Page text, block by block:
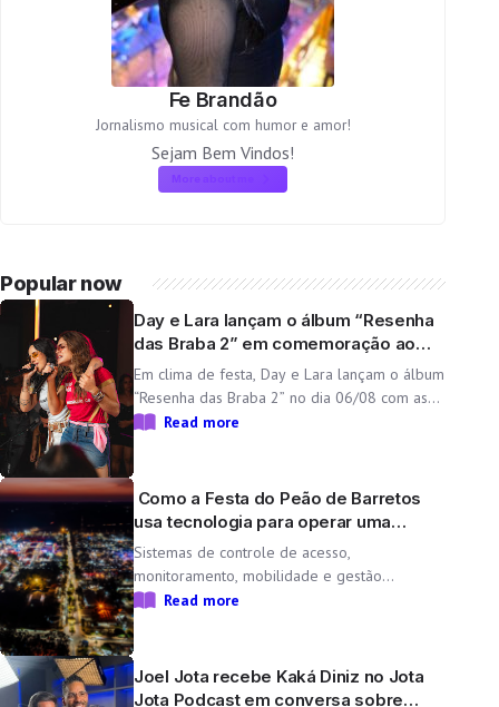
Fe Brandão
Jornalismo musical com humor e amor!
Sejam Bem Vindos!
More about me
Popular now
Day e Lara lançam o álbum “Resenha
das Braba 2” em comemoração ao
aniversário da dupla
Em clima de festa, Day e Lara lançam o álbum
“Resenha das Braba 2” no dia 06/08 com as
inéditas “Lado Cachorra” e “Doeu em Mim” O
Read more
Como a Festa do Peão de Barretos
usa tecnologia para operar uma
cidade temporária
Sistemas de controle de acesso,
monitoramento, mobilidade e gestão
operacional ajudam a transformar o Parque
Peão de Barretos Durante 11 dias, o Parque
do Peão […]
Read more
Joel Jota recebe Kaká Diniz no Jota
Jota Podcast em conversa sobre